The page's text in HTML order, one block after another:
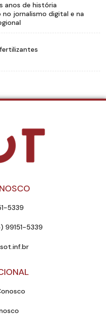
anos de história
jornalismo digital e na
5339
99151-5339